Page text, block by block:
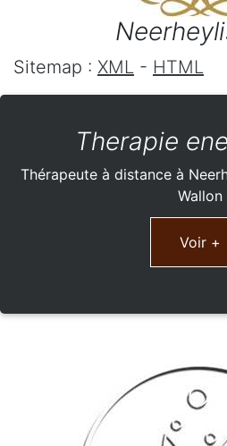
Sitemap : XML - HTML
Therapie
Thérapeute à distance à
Wallon
Voir +